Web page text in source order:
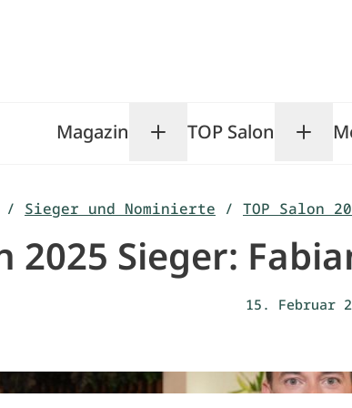
Magazin Toggle Magazin
TOP Salon
/ Sieger und Nominierte / TOP Salon
2025 Sieger:
15. Februar